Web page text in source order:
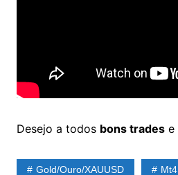
Desejo a todos bons tradese
Gold/Ouro/XAUUSD Mt4